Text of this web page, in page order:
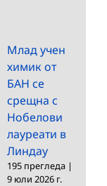
Млад учен
химик от
БАН се
срещна с
Нобелови
лауреати в
Линдау
195 прегледа |
9 юли 2026 г.